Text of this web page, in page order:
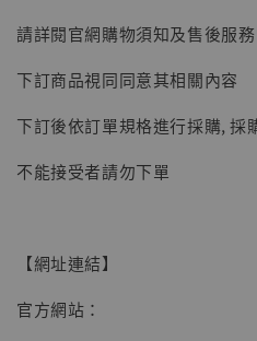
【現貨】BJSTUDIO
NT$ 4,980
NT$ 5,300
請詳閱官網購物須知及售後服務
下訂商品視同同意其相關內容
下訂後依訂單規格進行採購, 採
不能接受者請勿下單
【網址連結】
官方網站：